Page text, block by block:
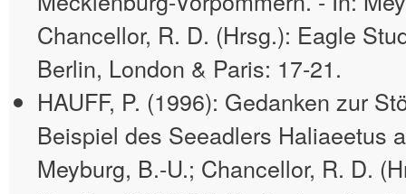
Chancellor, R. D. (Hrsg.): Eagle
Berlin, London & Paris: 17-21.
HAUFF, P. (1996): Gedanken zur
Beispiel des Seeadlers Haliaeetus
Meyburg, B.-U.; Chancellor, R. D.